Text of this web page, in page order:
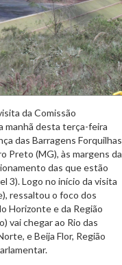
da Comissão
manhã desta terça-feira
das Barragens Forquilhas
Preto (MG), às margens da
das que estão
3). Logo no início da visita
ressaltou o foco dos
Horizonte e da Região
vai chegar ao Rio das
e Beija Flor, Região